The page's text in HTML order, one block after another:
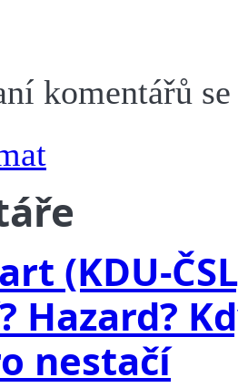
komentářů
(KDU-
Hazard?
nestačí